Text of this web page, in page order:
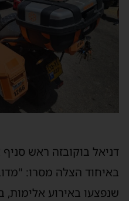
דניאל בוקובזה ראש
שנפצעו באירוע אלימות,